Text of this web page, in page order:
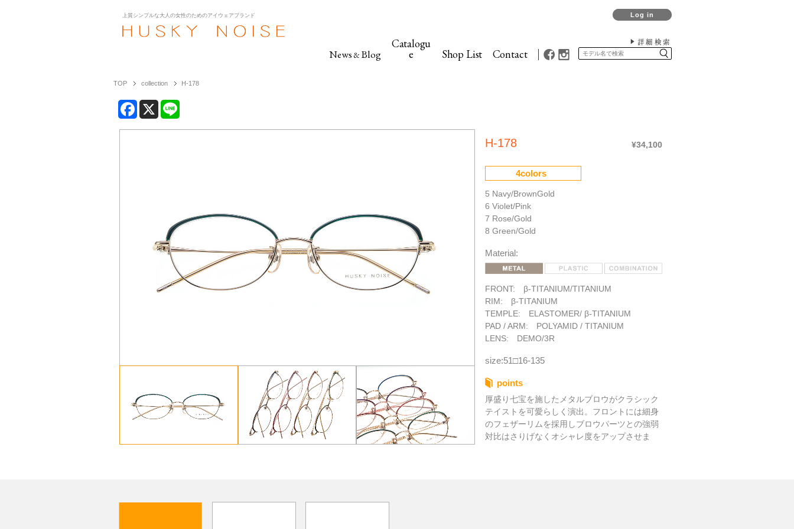
Log in
上質シンプルな大人の女性のためのアイウェアブランド
詳細検索
News &Blog
Catalogu
e Shop List Contact
TOP collection H-178
H-178 ¥34,100
4colors
5 Navy/BrownGold
6 Violet/Pink
7 Rose/Gold
8 Green/Gold
Material:
FRONT: β-TITANIUM/TITANIUM
RIM: β-TITANIUM
TEMPLE: ELASTOMER/ β-TITANIUM
PAD / ARM: POLYAMID / TITANIUM
LENS: DEMO/3R
size:51□16-135
points
厚盛り七宝を施したメタルブロウがクラシック
テイストを可愛らしく演出。フロントには細身
のフェザーリムを採用しブロウパーツとの強弱
対比はさりげなくオシャレ度をアップさせま